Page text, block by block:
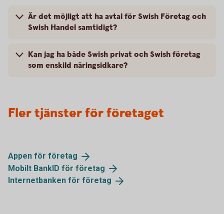
Är det möjligt att ha avtal för Swish Företag och
Swish Handel samtidigt?
Kan jag ha både Swish privat och Swish företag
som enskild näringsidkare?
Fler tjänster för företaget
Appen för företag
Mobilt BankID för företag
Internetbanken för företag